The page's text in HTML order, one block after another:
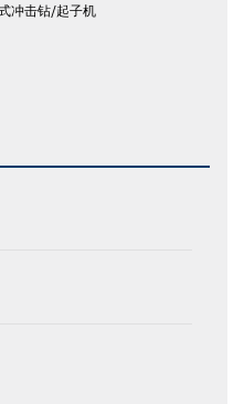
冲击钻/起子机